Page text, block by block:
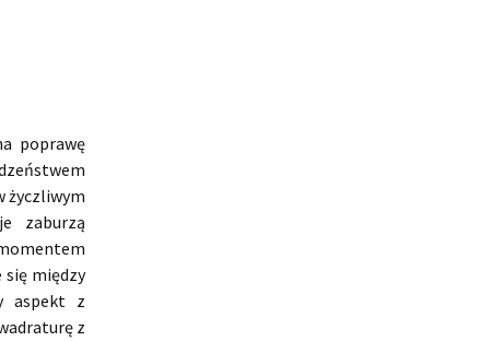
poprawę
życzliwym
zaburzą
się między
aspekt z
z